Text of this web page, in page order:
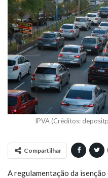
IPVA (Créditos:
Compartilhar
A regulamentação da